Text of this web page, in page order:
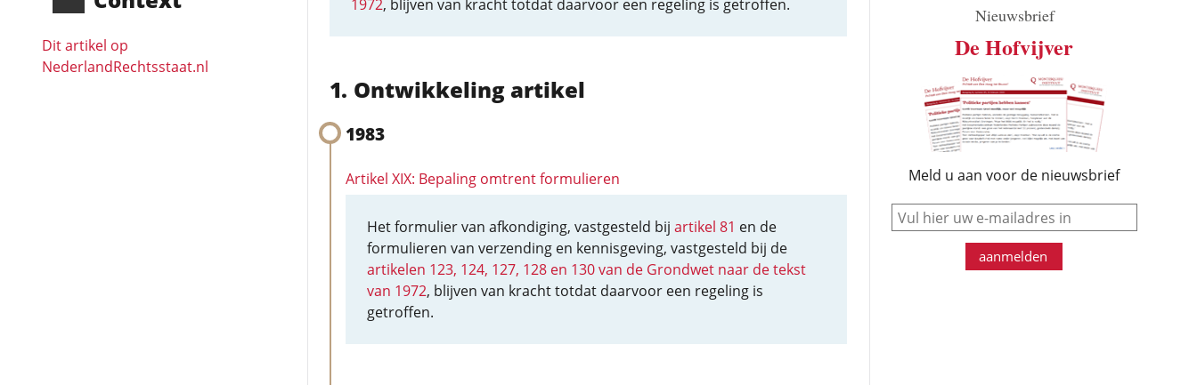
Dit artikel op
NederlandRechts­staat.nl
1972, blijven van kracht totdat daarvoor een regeling is getroffen.
Ontwikkeling artikel
1983
Artikel XIX: Bepaling omtrent formulieren
Het formulier van afkondiging, vastgesteld bij artikel 81 en de
formulieren van verzending en kennisgeving, vastgesteld bij de
artikelen 123, 124, 127, 128 en 130 van de Grondwet naar de tekst
van 1972, blijven van kracht totdat daarvoor een regeling is
getroffen.
Nieuwsbrief
De Hofvijver
Meld u aan voor de nieuwsbrief
e-mail
aanmelden